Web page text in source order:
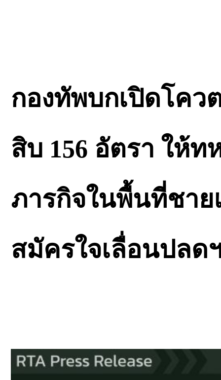
กองทัพบกเปิดโคว
สิบ 156 อัตรา ให้
ภารกิจในพื้นที่ชา
สมัครใจเลื่อนปลด